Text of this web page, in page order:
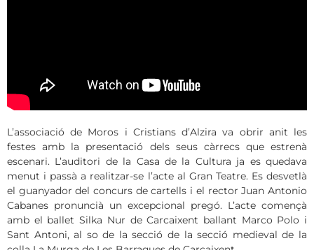
L’associació de Moros i Cristians d’Alzira va obrir anit les
festes amb la presentació dels seus càrrecs que estrenà
escenari. L’auditori de la Casa de la Cultura ja es quedava
menut i passà a realitzar-se l’acte al Gran Teatre. Es desvetlà
el guanyador del concurs de cartells i el rector Juan Antonio
Cabanes pronuncià un excepcional pregó. L’acte començà
amb el ballet Silka Nur de Carcaixent ballant Marco Polo i
Sant Antoni, al so de la secció de la secció medieval de la